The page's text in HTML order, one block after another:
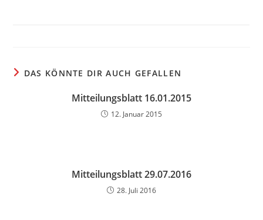
DAS KÖNNTE DIR AUCH GEFALLEN
Mitteilungsblatt 16.01.2015
12. Januar 2015
Mitteilungsblatt 29.07.2016
28. Juli 2016